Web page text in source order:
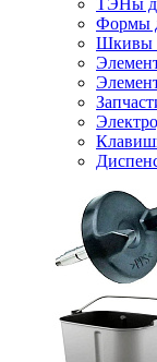
ТЭНы
Формы
Шкивы